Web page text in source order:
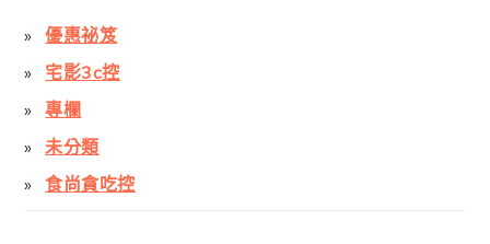
優惠祕笈
宅影3c控
專欄
未分類
食尚貪吃控